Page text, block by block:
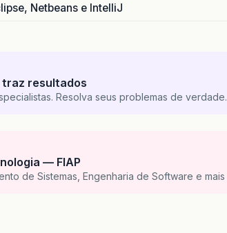
Netbeans e IntelliJ
traz resultados
Resolva seus problemas de verdade.
— FIAP
de Sistemas, Engenharia de Software e mais